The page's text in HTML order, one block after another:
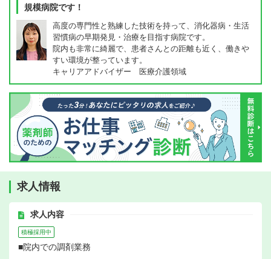
規模病院です！
高度の専門性と熟練した技術を持って、消化器病・生活
習慣病の早期発見・治療を目指す病院です。
院内も非常に綺麗で、患者さんとの距離も近く、働きや
すい環境が整っています。
キャリアアドバイザー 医療介護領域
求人情報
求人内容
積極採用中
■院内での調剤業務